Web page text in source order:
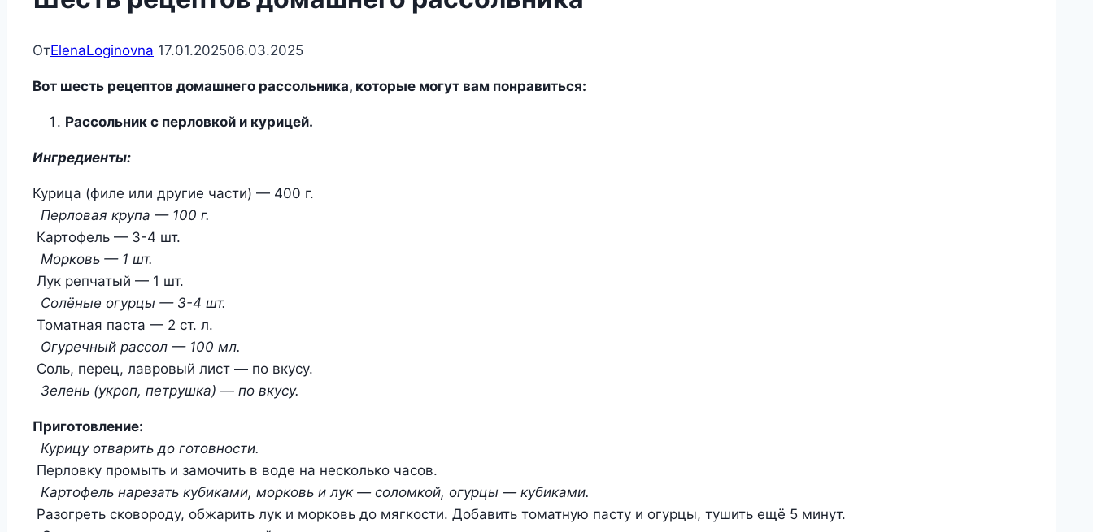
ОтElenaLoginovna 17.01.202506.03.2025
Вот шесть рецептов домашнего рассольника, которые могут вам понравиться:
Рассольник с перловкой и курицей.
Ингредиенты:
Курица (филе или другие части) — 400 г.
Перловая крупа — 100 г.
Картофель — 3-4 шт.
Морковь — 1 шт.
Лук репчатый — 1 шт.
Солёные огурцы — 3-4 шт.
Томатная паста — 2 ст. л.
Огуречный рассол — 100 мл.
Соль, перец, лавровый лист — по вкусу.
Зелень (укроп, петрушка) — по вкусу.
Приготовление:
Курицу отварить до готовности.
Перловку промыть и замочить в воде на несколько часов.
Картофель нарезать кубиками, морковь и лук — соломкой, огурцы — кубиками.
Разогреть сковороду, обжарить лук и морковь до мягкости. Добавить томатную пасту и огурцы, тушить ещё 5 минут.